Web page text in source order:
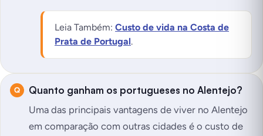
Leia Também: Custo de vida na Costa de
Prata de Portugal.
Quanto ganham os portugueses no Alentejo?
Uma das principais vantagens de viver no Alentejo
em comparação com outras cidades é o custo de